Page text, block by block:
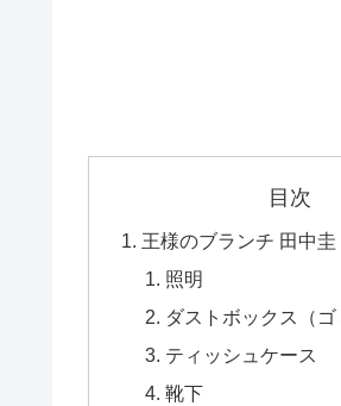
目次
王様のブランチ 田中圭
照明
ダストボックス（ゴ
ティッシュケース
靴下